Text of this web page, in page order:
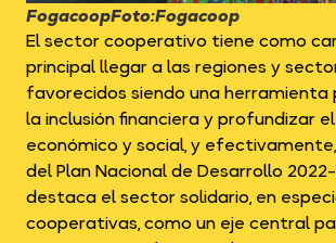
FogacoopFoto:Fogacoop
El sector cooperativo tiene como
principal llegar a las regiones y
favorecidos siendo una
la inclusión financiera y profundizar
económico y social, y
del Plan Nacional de Desarrollo
destaca el sector solidario, en
cooperativas, como un eje central